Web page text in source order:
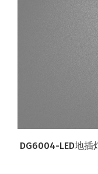
DG6004-LED地插